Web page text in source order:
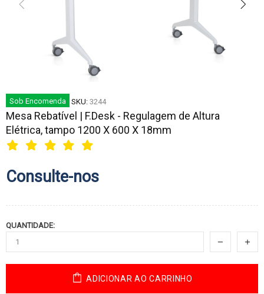
Sob Encomenda SKU: 3244
Mesa Rebatível | F.Desk - Regulagem de Altura
Elétrica, tampo 1200 X 600 X 18mm
Consulte-nos
QUANTIDADE:
ADICIONAR AO CARRINHO